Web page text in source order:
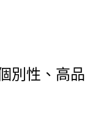
別性、高品